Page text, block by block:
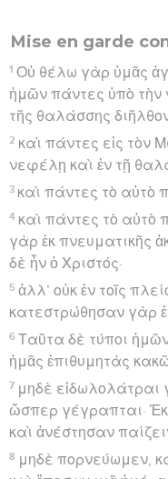
Mise en garde
1 Οὐ θέλω γὰρ ὑμᾶς
ἡμῶν πάντες ὑπὸ τὴν
τῆς θαλάσσης
2 καὶ πάντες εἰς τὸν
νεφέλῃ καὶ ἐν τῇ
3 καὶ πάντες τὸ αὐτὸ
4 καὶ πάντες τὸ αὐτὸ
γὰρ ἐκ πνευματικῆς
δὲ ἦν ὁ Χριστός·
5 ἀλλ’ οὐκ ἐν τοῖς
κατεστρώθησαν γὰρ
6 Ταῦτα δὲ τύποι ἡμῶν
ἡμᾶς ἐπιθυμητὰς
7 μηδὲ εἰδωλολάτραι
ὥσπερ γέγραπται·
καὶ ἀνέστησαν
8 μηδὲ πορνεύωμεν,